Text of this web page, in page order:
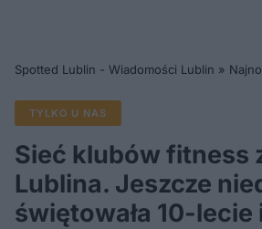
Spotted Lublin - Wiadomości Lublin »
TYLKO U NAS
Sieć klubów fitness
Lublina. Jeszcze
świętowała 10-lecie